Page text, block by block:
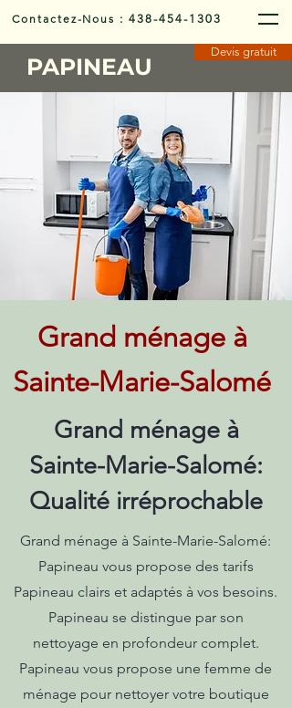
Contactez-Nous :438-454-1303
PAPINEAU
Devis gratuit
Grand ménage à
Sainte-Marie-Salomé
Grand ménage à
Sainte-Marie-Salomé:
Qualité irréprochable
Grand ménage à Sainte-Marie-Salomé:
Papineau vous propose des tarifs
Papineau clairs et adaptés à vos besoins.
Papineau se distingue par son
nettoyage en profondeur complet.
Papineau vous propose une femme de
ménage pour nettoyer votre boutique